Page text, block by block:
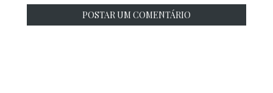
POSTAR UM COMENTÁRIO